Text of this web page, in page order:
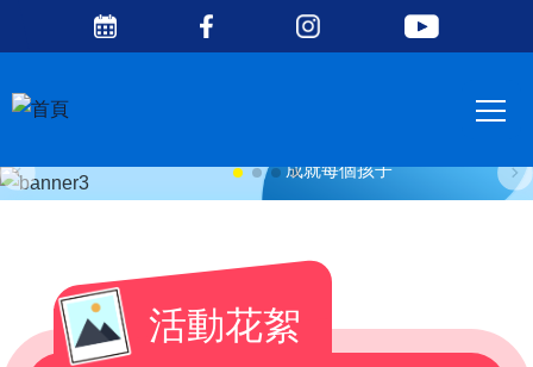
移至主內容
Media
成就每個孩子
活動花絮